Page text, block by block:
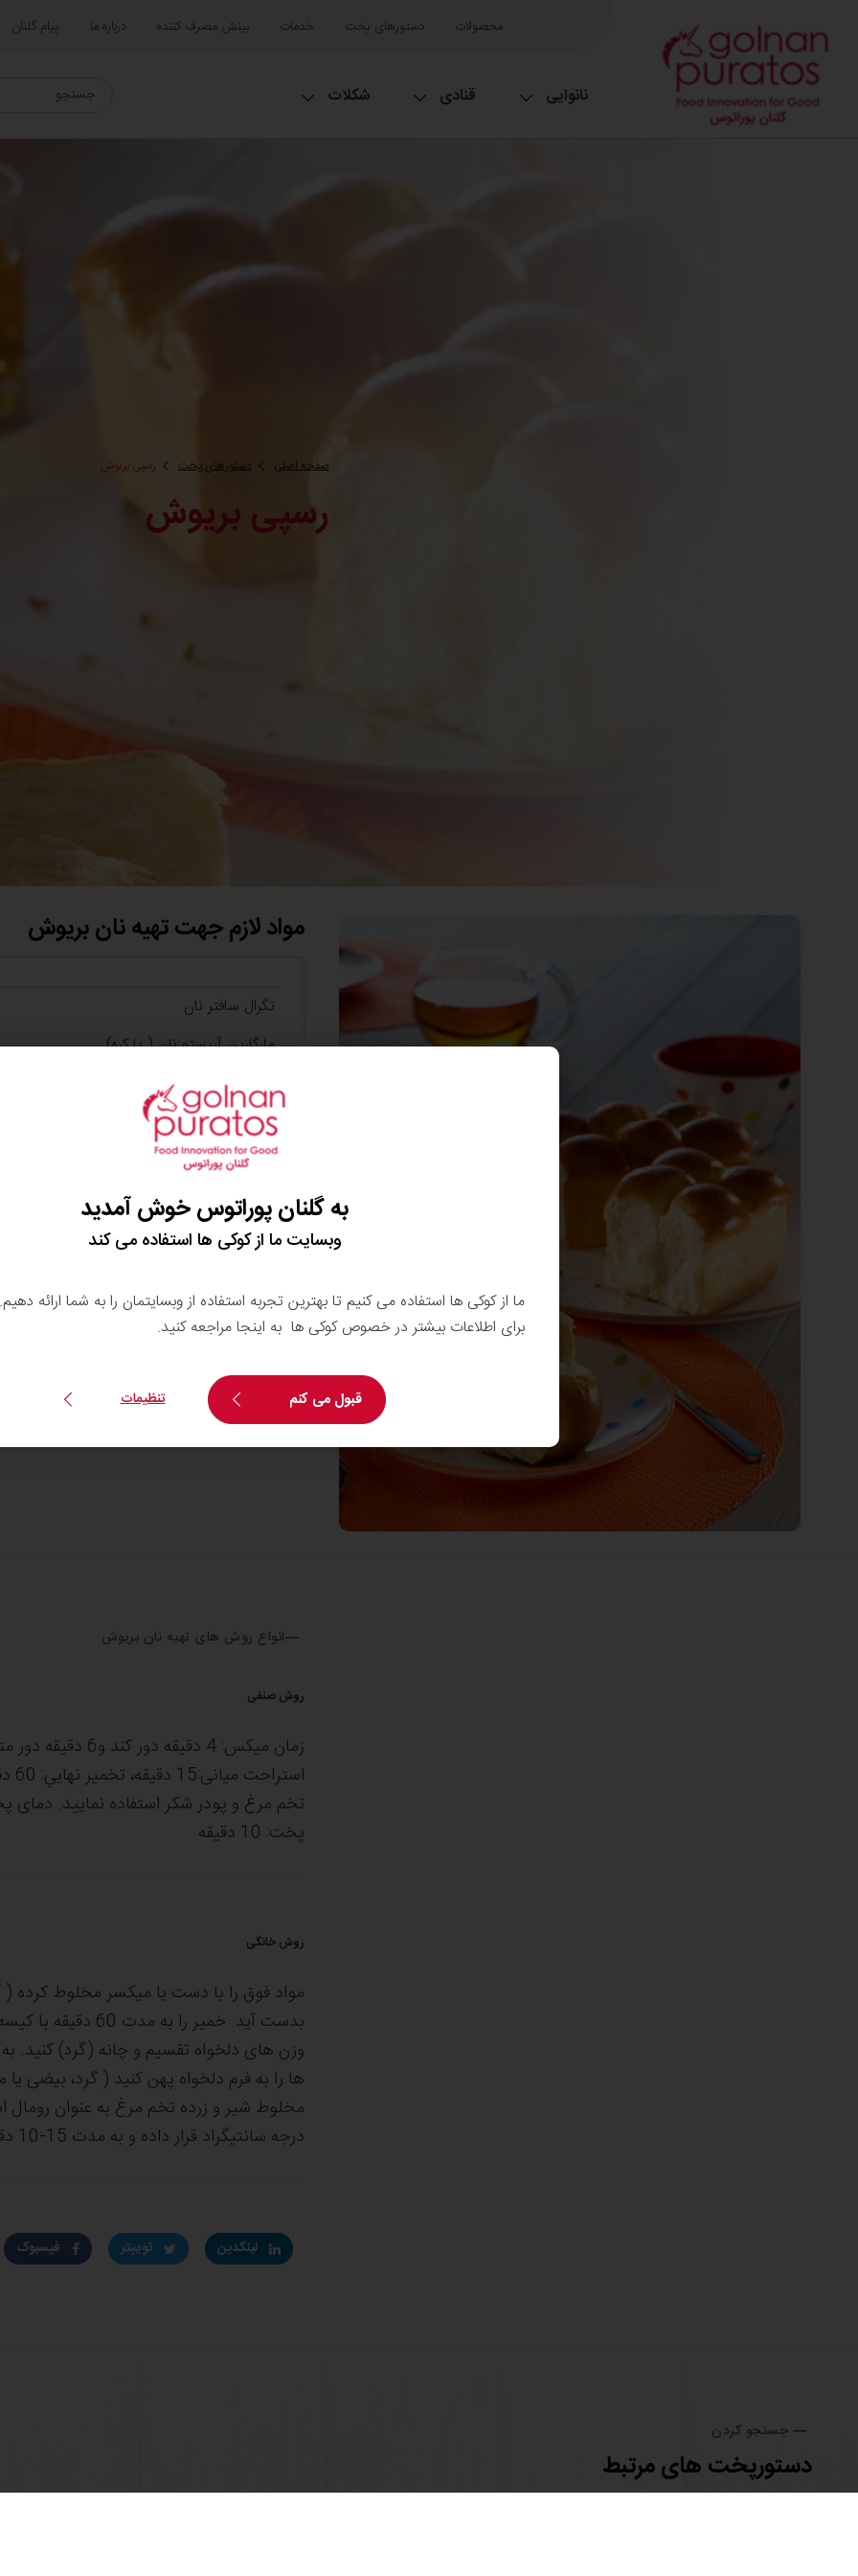
محصولات دستورهای پخت خدمات بینش مصرف کننده درباره ما پیام گلنان
نانوایی قنادی شکلات
صفحه اصلی دستورهای پخت رسپی بریوش
رسپی بریوش
مواد لازم جهت تهیه نان بریوش
تگرال سافتر نان
مارگارین آریستو نان ( یا کره)
شکر
تخم مرغ
آب
Total
انواع روش های تهیه نان بریوش
روش صنفی
پخت: 10 دقیقه
روش خانگی
مواد فوق را با دست یا میکسر مخلوط کرده (
بدست آید. خمیر
درجه سانتیگراد قرار داده و به مدت 15-10 دقیقه پخت نمایید.
لینکدین توییتر فیسبوک
جستجو کردن
دستورپخت های مرتبط
به گلنان پوراتوس خوش آمدید
وبسایت ما از کوکی ها استفاده می کند
ما از کوکی ها استفاده می کنیم تا بهترین تجربه استفاده از وبسایتمان را به شما ارائه
برای اطلاعات بیشتر در خصوص کوکی ها به اینجا مراجعه کنید.
قبول می کنم تنظیمات